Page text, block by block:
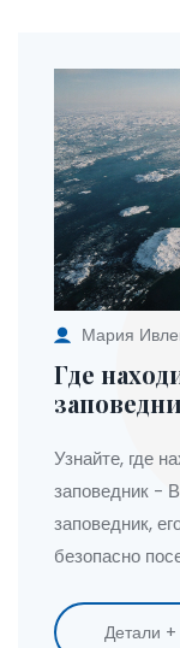
Мария
Где
Узнайте, где
заповедник -
заповедник,
безопасно
Детали +